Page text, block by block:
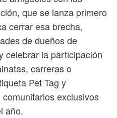
que se lanza primero
cerrar esa brecha,
de dueños de
celebrar la participación
carreras o
Pet Tag y
exclusivos
año.